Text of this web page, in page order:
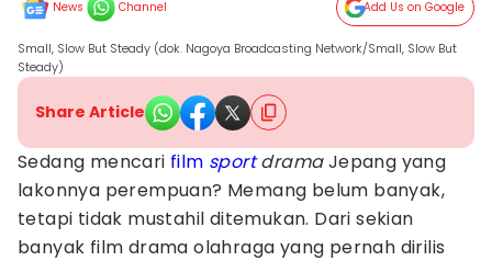
News Channel Add Us on Google
Small, Slow But Steady (dok. Nagoya Broadcasting Network/Small, Slow But
Steady)
Share Article
Sedang mencari film sportdramaJepang yang
lakonnya perempuan? Memang belum banyak,
tetapi tidak mustahil ditemukan. Dari sekian
banyak film drama olahraga yang pernah dirilis